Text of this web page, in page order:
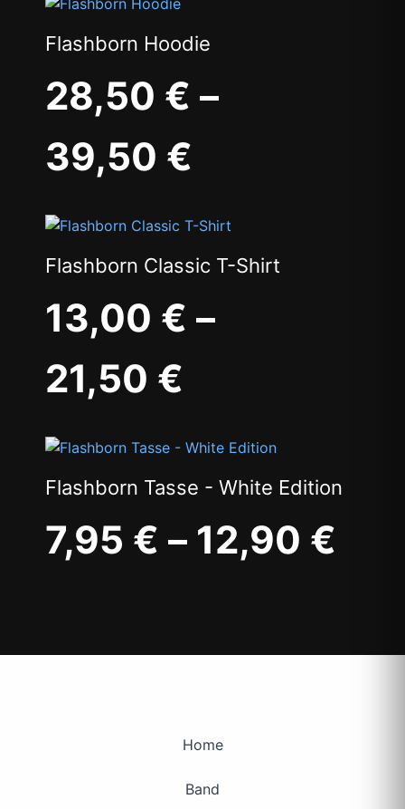
Flashborn Hoodie
28,50 € –
39,50 €
Flashborn Classic T-Shirt
13,00 € –
21,50 €
Flashborn Tasse - White Edition
7,95 € – 12,90 €
Home
Band